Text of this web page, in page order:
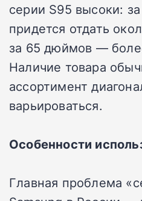
серии S95 высоки:
придется отдать
за 65 дюймов —
Наличие товара
ассортимент
варьироваться.
Особенности
Главная проблема